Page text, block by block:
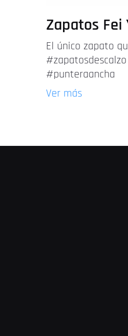
Zapatos Fei
El único zapato
#zapatosdescalzo
#punteraancha
Ver más